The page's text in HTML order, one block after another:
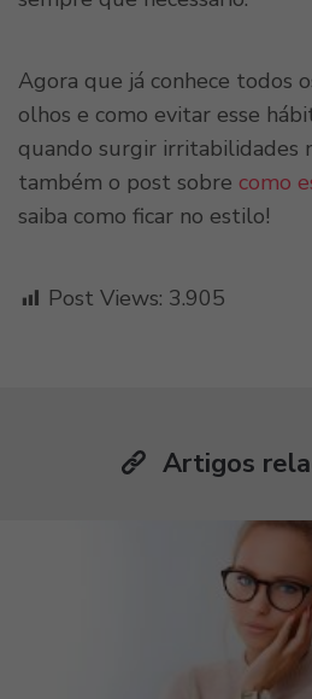
Agora que já conhece todos
olhos e como evitar esse
quando surgir irritabilidades
também o post sobre como
saiba como ficar no estilo!
Post Views: 3.905
Artigos